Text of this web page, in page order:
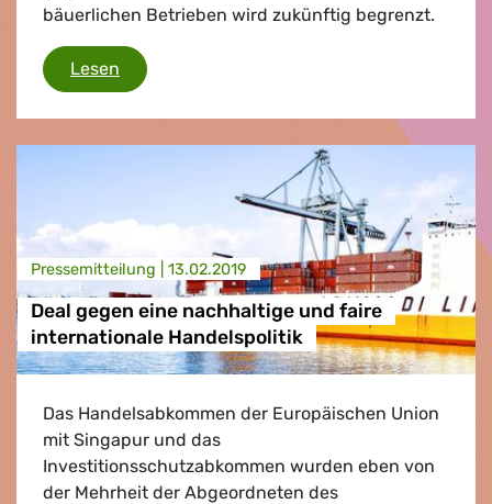
bäuerlichen Betrieben wird zukünftig begrenzt.
Lesen EU-Parlament begrenzt Handelsmacht von
Presse­mitteilung | 13.02.2019
Deal gegen eine nachhaltige und faire
internationale Handelspolitik
Das Handelsabkommen der Europäischen Union
mit Singapur und das
Investitionsschutzabkommen wurden eben von
der Mehrheit der Abgeordneten des